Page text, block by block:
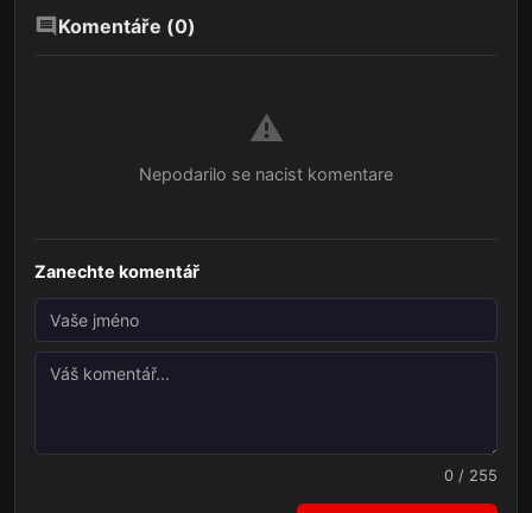
Komentáře (0)
⚠️
Nepodarilo se nacist komentare
Zanechte komentář
0 / 255